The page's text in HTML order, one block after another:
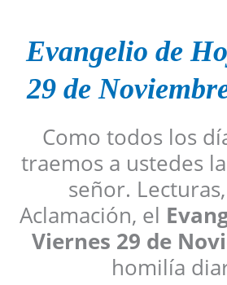
Evangelio de
29 de
Como todos los
traemos a ustedes
señor.
Aclamación, el
Viernes 29 de
homilía